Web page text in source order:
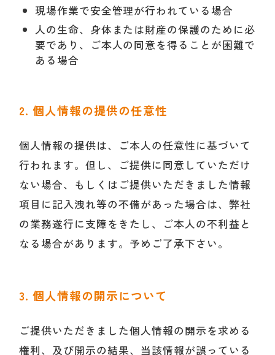
現場作業で安全管理が行われている場合
人の生命、身体または財産の保護のために必
要であり、ご本人の同意を得ることが困難で
ある場合
2. 個人情報の提供の任意性
個人情報の提供は、ご本人の任意性に基づいて
行われます。但し、ご提供に同意していただけ
ない場合、もしくはご提供いただきました情報
項目に記入洩れ等の不備があった場合は、弊社
の業務遂行に支障をきたし、ご本人の不利益と
なる場合があります。予めご了承下さい。
3. 個人情報の開示について
ご提供いただきました個人情報の開示を求める
権利、及び開示の結果、当該情報が誤っている